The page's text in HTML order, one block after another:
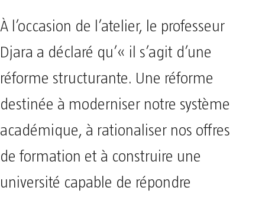
À l’occasion de l’atelier, le professeur
Djara a déclaré qu’« il s’agit d’une
réforme structurante. Une réforme
destinée à moderniser notre système
académique, à rationaliser nos offres
de formation et à construire une
université capable de répondre